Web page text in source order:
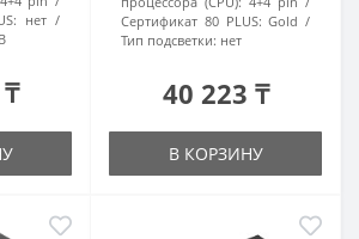
нет
Сертификат 80 PLUS: Gold
Тип подсветки: нет
40 223 ₸
В КОРЗИНУ